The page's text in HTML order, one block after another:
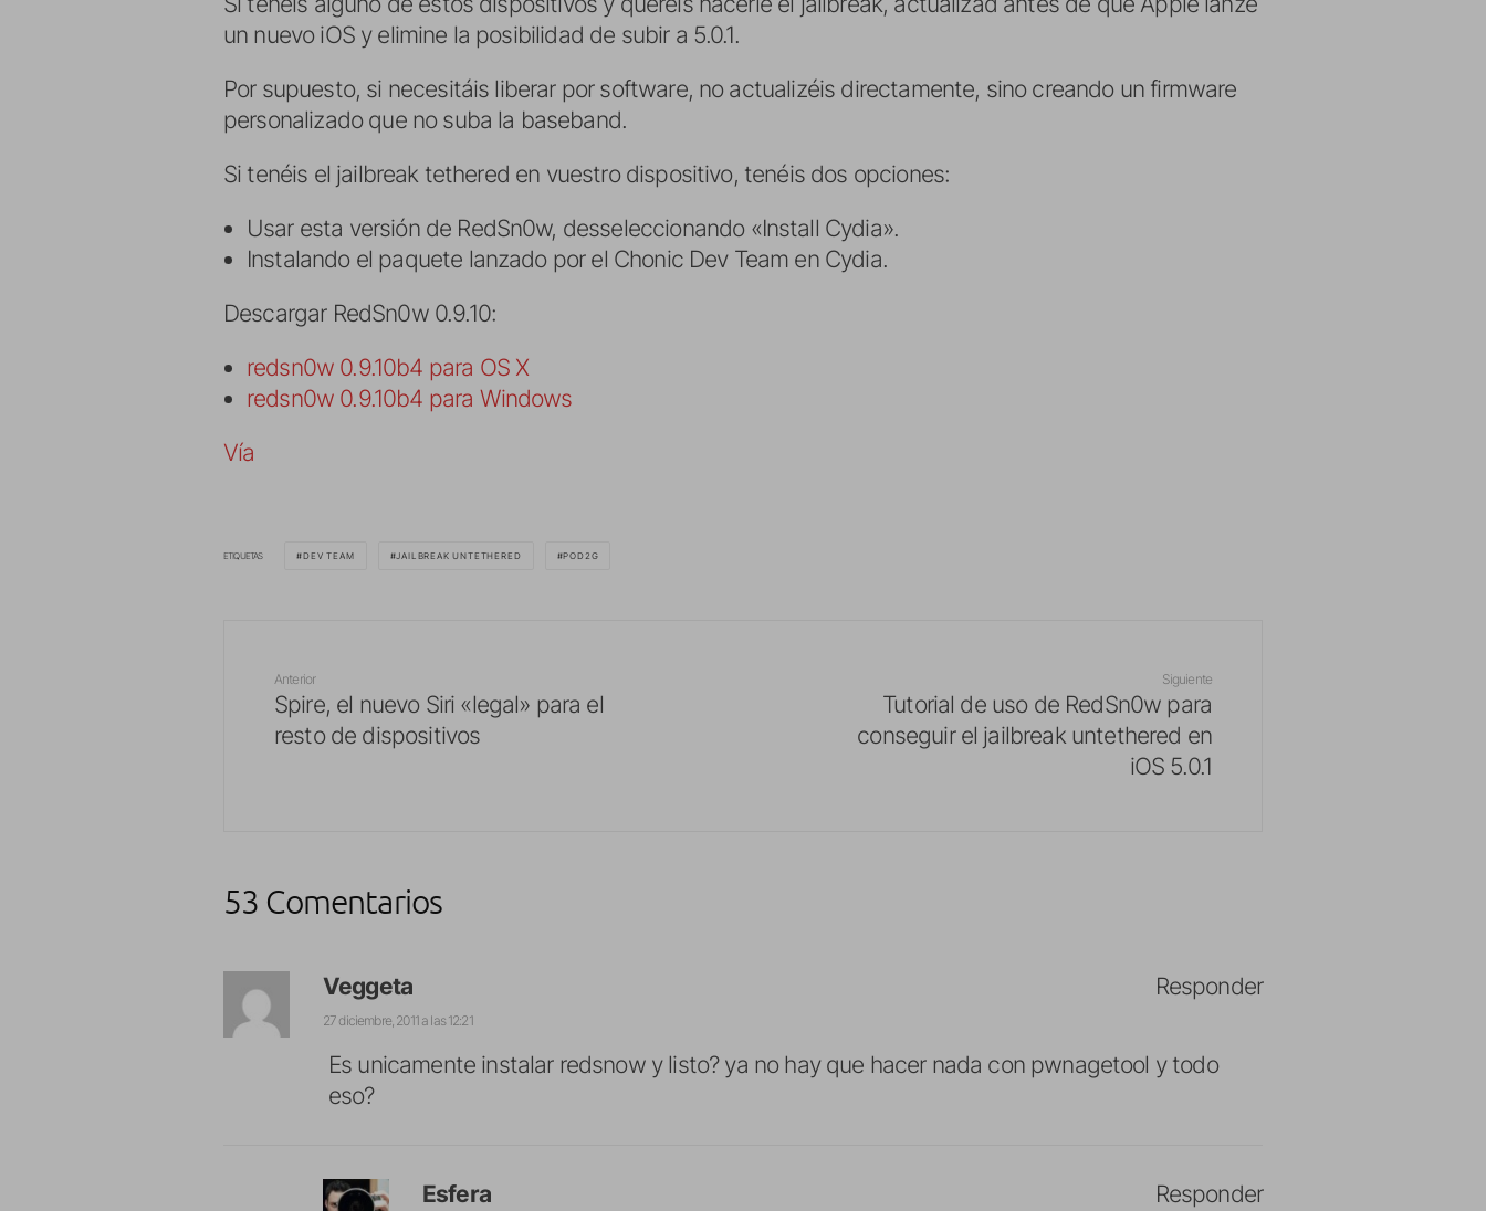
un nuevo iOS y elimine la posibilidad de subir a 5.0.1.
Por supuesto, si necesitáis liberar por software, no actualizéis directamente, sino creando un firmware
personalizado que no suba la baseband.
Si tenéis el jailbreak tethered en vuestro dispositivo, tenéis dos opciones:
Usar esta versión de RedSn0w, desseleccionando «Install Cydia».
Instalando el paquete lanzado por el Chonic Dev Team en Cydia.
Descargar RedSn0w 0.9.10:
redsn0w 0.9.10b4 para OS X
redsn0w 0.9.10b4 para Windows
Vía
ETIQUETAS DEV TEAM JAILBREAK UNTETHERED POD2G
Anterior
Spire, el nuevo Siri «legal» para el
resto de dispositivos
Siguiente
Tutorial de uso de RedSn0w para
conseguir el jailbreak untethered en
iOS 5.0.1
53 Comentarios
Veggeta
27 diciembre, 2011 a las 12:21
Es unicamente instalar redsnow y listo? ya no hay que hacer nada con pwnagetool y todo
eso?
Responder
Esfera Responder